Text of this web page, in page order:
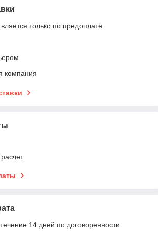
только по предоплате.
компания
14 дней по договоренности